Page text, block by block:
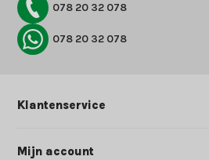
078 20 32 078
078 20 32 078
Klantenservice
Mijn account